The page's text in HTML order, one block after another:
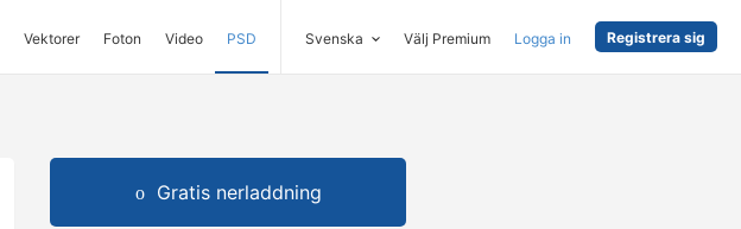
Vektorer Foton Video PSD Svenska Välj Premium Logga in Registrera sig
Gratis nerladdning